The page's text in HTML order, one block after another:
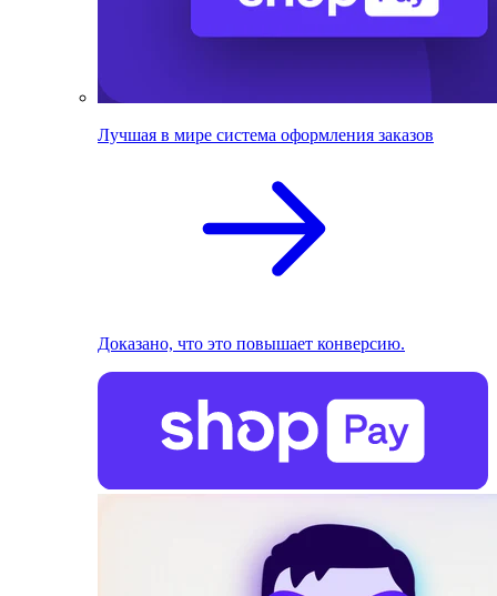
Лучшая в мире система оформления заказов
Доказано, что это повышает конверсию.